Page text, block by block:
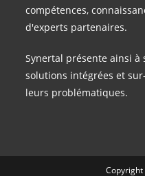
compétences,
d'experts partenaires.
Synertal présente ainsi à
solutions intégrées et
leurs problématiques.
Copyright